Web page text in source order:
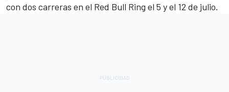
con dos carreras en el Red Bull Ring el 5 y el 12 de julio.